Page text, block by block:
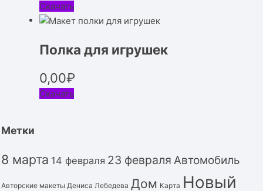
Скачать
Полка для игрушек
0,00₽
Скачать
Метки
8 марта 14 февраля 23 февраля Автомобиль
Авторские макеты Дениса Лебедева Дом Карта Новый